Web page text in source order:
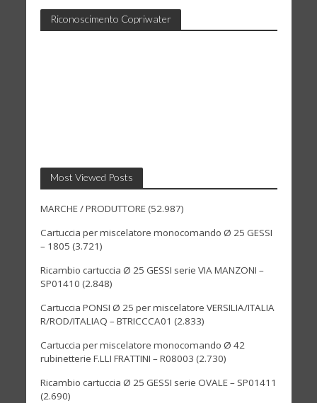
Riconoscimento Copriwater
Most Viewed Posts
MARCHE / PRODUTTORE(52.987)
Cartuccia per miscelatore monocomando Ø 25 GESSI
– 1805 (3.721)
Ricambio cartuccia Ø 25 GESSI serie VIA MANZONI –
SP01410 (2.848)
Cartuccia PONSI Ø 25 per miscelatore VERSILIA/ITALIA
R/ROD/ITALIAQ – BTRICCCA01 (2.833)
Cartuccia per miscelatore monocomando Ø 42
rubinetterie F.LLI FRATTINI – R08003 (2.730)
Ricambio cartuccia Ø 25 GESSI serie OVALE – SP01411
(2.690)